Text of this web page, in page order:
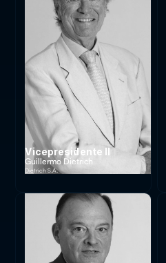
Vicepresidente II
Guillermo Dietrich
Dietrich S.A.